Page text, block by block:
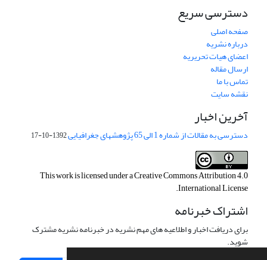
دسترسی سریع
صفحه اصلی
درباره نشریه
اعضای هیات تحریریه
ارسال مقاله
تماس با ما
نقشه سایت
آخرین اخبار
دسترسی به مقالات از شماره 1 الی 65 پژوهشهای جغرافیایی 1392-10-17
This work is licensed under aCreative Commons Attribution 4.0
International License
.
اشتراک خبرنامه
برای دریافت اخبار و اطلاعیه های مهم نشریه در خبرنامه نشریه مشترک
شوید.